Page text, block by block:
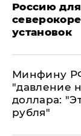
Россию
установок
Минфину
"давление
доллара:
рубля"